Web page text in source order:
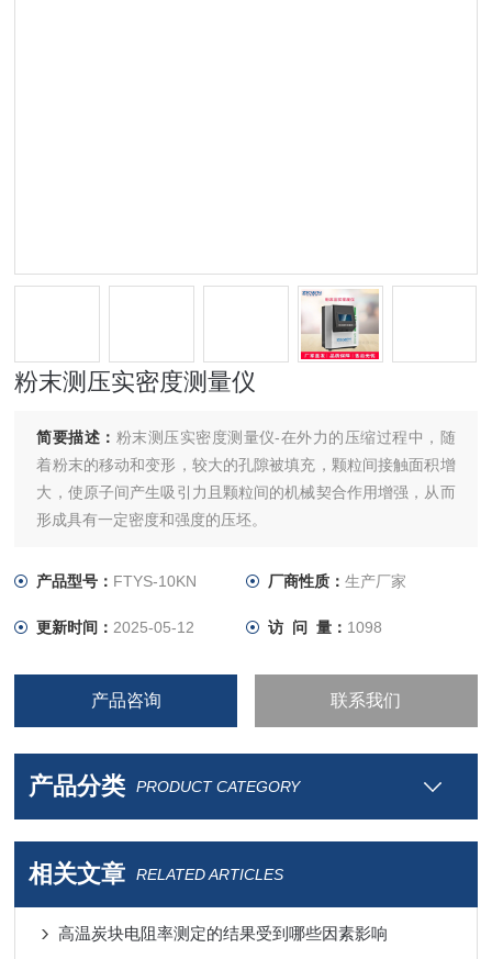
粉末测压实密度测量仪
简要描述： 粉末测压实密度测量仪-在外力的压缩过程中，随
着粉末的移动和变形，较大的孔隙被填充，颗粒间接触面积增
大，使原子间产生吸引力且颗粒间的机械契合作用增强，从而
形成具有一定密度和强度的压坯。
产品型号： FTYS-10KN 厂商性质： 生产厂家
更新时间： 2025-05-12 访 问 量： 1098
产品咨询 联系我们
产品分类 PRODUCT CATEGORY
相关文章 RELATED ARTICLES
高温炭块电阻率测定的结果受到哪些因素影响